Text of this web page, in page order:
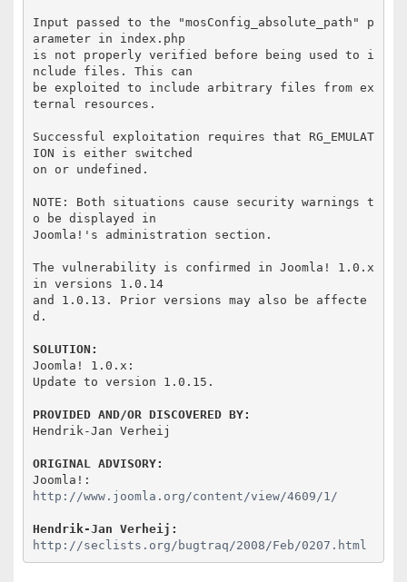
Input passed to the "mosConfig_absolute_path" p
arameter in index.php
is not properly verified before being used to i
nclude files. This can
be exploited to include arbitrary files from ex
ternal resources.
Successful exploitation requires that RG_EMULAT
ION is either switched
on or undefined.
NOTE: Both situations cause security warnings t
o be displayed in
Joomla!'s administration section.
The vulnerability is confirmed in Joomla! 1.0.x
in versions 1.0.14
and 1.0.13. Prior versions may also be affecte
d.
SOLUTION:
Joomla! 1.0.x:
Update to version 1.0.15.
PROVIDED AND/OR DISCOVERED BY:
Hendrik-Jan Verheij
ORIGINAL ADVISORY:
http://www.joomla.org/content/view/4609/1/
Hendrik-Jan Verheij:
http://seclists.org/bugtraq/2008/Feb/0207.html